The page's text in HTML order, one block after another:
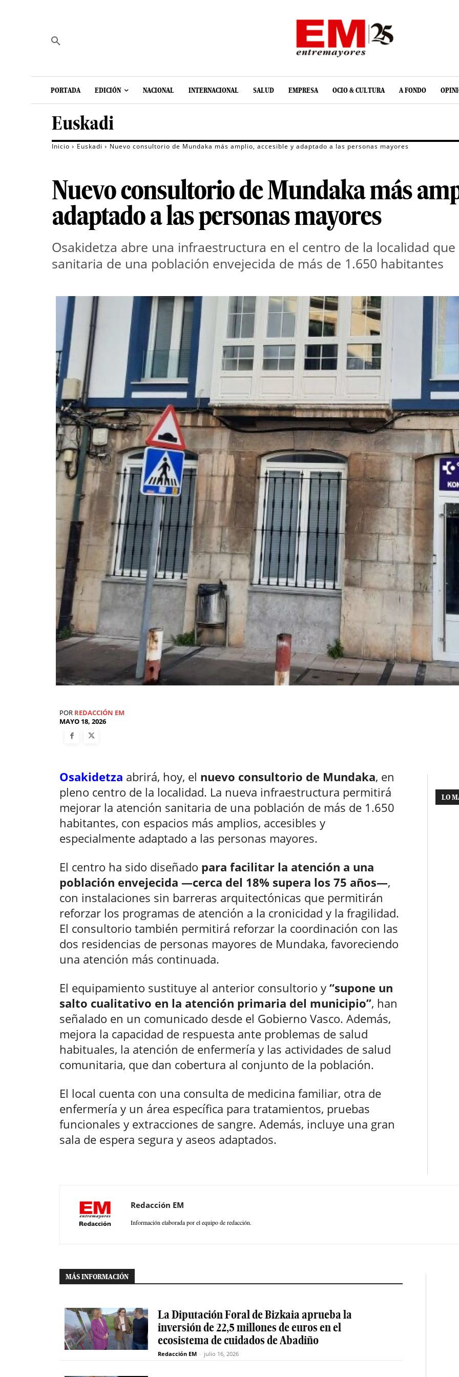
PORTADA EDICIÓN NACIONAL INTERNACIONAL SALUD EMPRESA OCIO & CULTURA A FONDO
Euskadi
Inicio Euskadi Nuevo consultorio de Mundaka más amplio, accesible y adaptado a las personas mayores
Nuevo consultorio de Mundaka más
adaptado a las personas mayores
Osakidetza abre una infraestructura en el centro de la localidad
POR REDACCIÓN EM
MAYO 18, 2026
Osakidetza abrirá, hoy, el nuevo consultorio de Mundaka, en
pleno centro de la localidad. La nueva infraestructura permitirá
mejorar la atención sanitaria de una población de más de 1.650
habitantes, con espacios más amplios, accesibles y
especialmente adaptado a las personas mayores.
El centro ha sido diseñado para facilitar la atención a una
población envejecida —cerca del 18% supera los 75 años—,
con instalaciones sin barreras arquitectónicas que permitirán
reforzar los programas de atención a la cronicidad y la fragilidad.
El consultorio también permitirá reforzar la coordinación con las
dos residencias de personas mayores de Mundaka, favoreciendo
una atención más continuada.
El equipamiento sustituye al anterior consultorio y “supone un
salto cualitativo en la atención primaria del municipio”, han
señalado en un comunicado desde el Gobierno Vasco. Además,
mejora la capacidad de respuesta ante problemas de salud
habituales, la atención de enfermería y las actividades de salud
comunitaria, que dan cobertura al conjunto de la población.
El local cuenta con una consulta de medicina familiar, otra de
enfermería y un área específica para tratamientos, pruebas
funcionales y extracciones de sangre. Además, incluye una gran
sala de espera segura y aseos adaptados.
LO
Redacción EM
Información elaborada por el equipo de redacción.
MÁS INFORMACIÓN
La Diputación Foral de Bizkaia aprueba la
inversión de 22,5 millones de euros en el
ecosistema de cuidados de Abadiño
Redacción EM - julio 16, 2026